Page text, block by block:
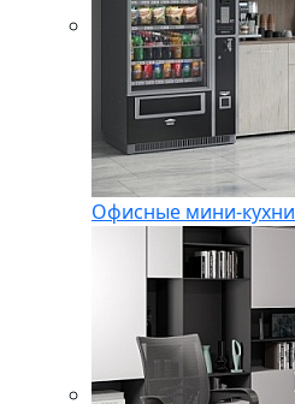
Офисные мини-кухни